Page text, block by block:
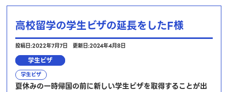
高校留学の学生ビザの延長をしたF様
投稿日:2022年7月7日 更新日:2024年4月8日
学生ビザ
学生ビザ
夏休みの一時帰国の前に新しい学生ビザを取得することが出